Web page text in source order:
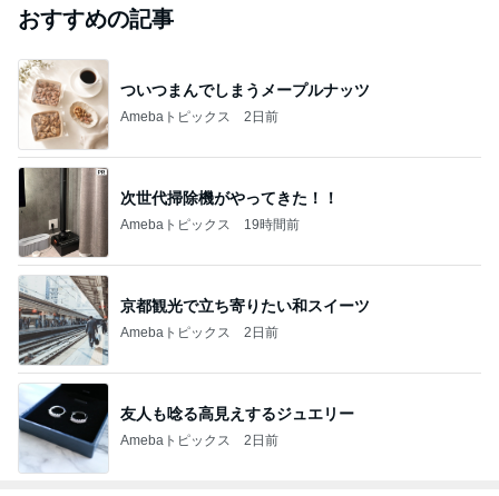
おすすめの記事
ついつまんでしまうメープルナッツ
Amebaトピックス 2日前
次世代掃除機がやってきた！！
Amebaトピックス 19時間前
京都観光で立ち寄りたい和スイーツ
Amebaトピックス 2日前
友人も唸る高見えするジュエリー
Amebaトピックス 2日前